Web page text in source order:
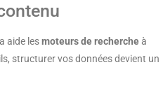
aide lesmoteurs de rechercheà
structurer vos données devient un